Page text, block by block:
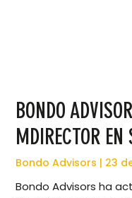
BONDO
MDIRECTOR
Bondo Advisors 23
Bondo Advisors ha